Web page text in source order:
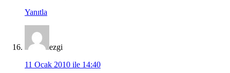
Yanıtla
ezgi
11 Ocak 2010 ile 14:40